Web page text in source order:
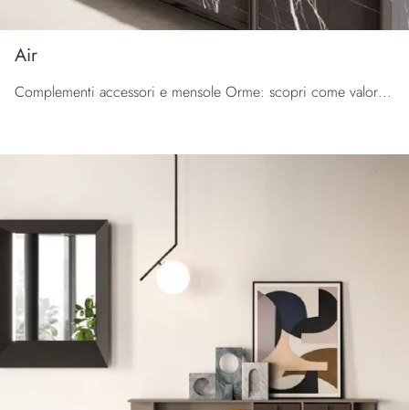
Air
Complementi accessori e mensole Orme: scopri come valorizzare i tuoi locali moderni con il modello Air.